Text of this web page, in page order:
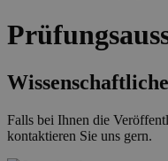
Falls bei Ihnen die
kontaktieren Sie uns gern.